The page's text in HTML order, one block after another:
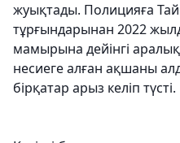
жуықтады. Полицияға
тұрғындарынан 2022
мамырына дейінгі
несиеге алған ақшаны
бірқатар арыз келіп түсті.